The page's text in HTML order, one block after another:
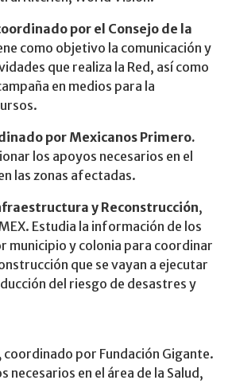
por el Consejo de la
como objetivo la comunicación y
que realiza la Red, así como
en medios para la
por Mexicanos Primero.
los apoyos necesarios en el
las zonas afectadas.
y Reconstrucción,
Estudia la información de los
municipio y colonia para coordinar
que se vayan a ejecutar
del riesgo de desastres y
coordinado por Fundación Gigante.
necesarios en el área de la Salud,